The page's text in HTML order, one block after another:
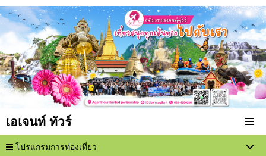
เอเจนท์ ทัวร์
โปรแกรมการท่องเที่ยว